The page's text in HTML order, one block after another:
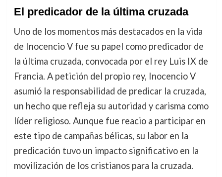
El predicador de la última cruzada
Uno de los momentos más destacados en la vida
de Inocencio V fue su papel como predicador de
la última cruzada, convocada por el rey Luis IX de
Francia. A petición del propio rey, Inocencio V
asumió la responsabilidad de predicar la cruzada,
un hecho que refleja su autoridad y carisma como
líder religioso. Aunque fue reacio a participar en
este tipo de campañas bélicas, su labor en la
predicación tuvo un impacto significativo en la
movilización de los cristianos para la cruzada.